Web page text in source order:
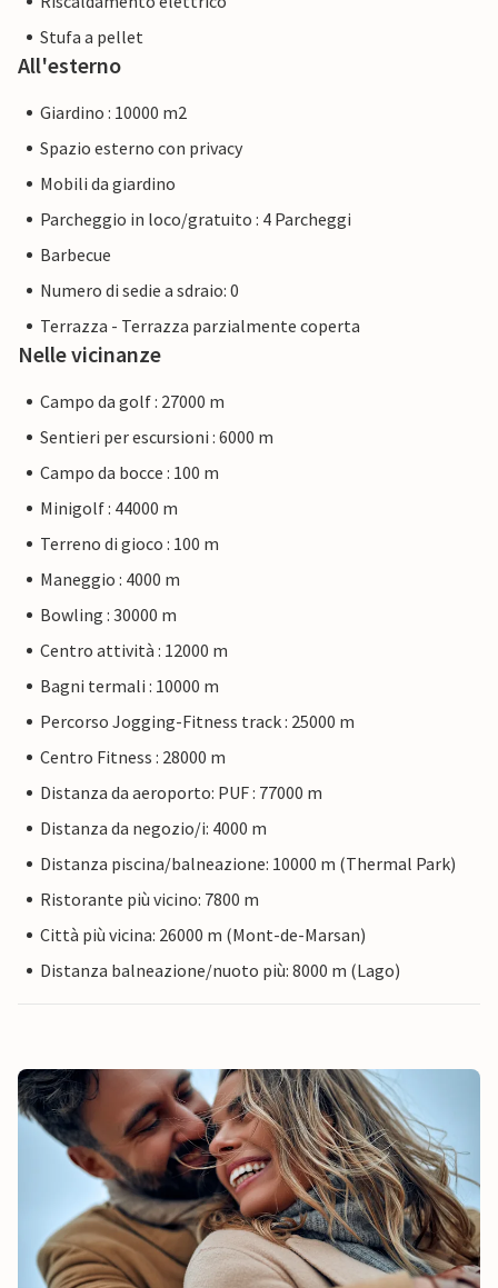
Stufa a pellet
All'esterno
Giardino : 10000 m2
Spazio esterno con privacy
Mobili da giardino
Parcheggio in loco/gratuito : 4 Parcheggi
Barbecue
Numero di sedie a sdraio: 0
Terrazza - Terrazza parzialmente coperta
Nelle vicinanze
Campo da golf : 27000 m
Sentieri per escursioni : 6000 m
Campo da bocce : 100 m
Minigolf : 44000 m
Terreno di gioco : 100 m
Maneggio : 4000 m
Bowling : 30000 m
Centro attività : 12000 m
Bagni termali : 10000 m
Percorso Jogging-Fitness track : 25000 m
Centro Fitness : 28000 m
Distanza da aeroporto: PUF : 77000 m
Distanza da negozio/i: 4000 m
Distanza piscina/balneazione: 10000 m (Thermal Park)
Ristorante più vicino: 7800 m
Città più vicina: 26000 m (Mont-de-Marsan)
Distanza balneazione/nuoto più: 8000 m (Lago)